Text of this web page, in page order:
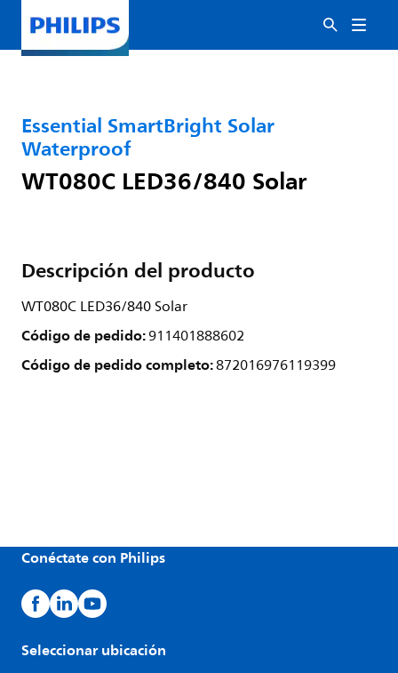
Essential SmartBright Solar
Waterproof
WT080C LED36/840 Solar
Descripción del producto
WT080C LED36/840 Solar
Código de pedido:911401888602
Código de pedido completo:872016976119399
Conéctate con Philips
Seleccionar ubicación